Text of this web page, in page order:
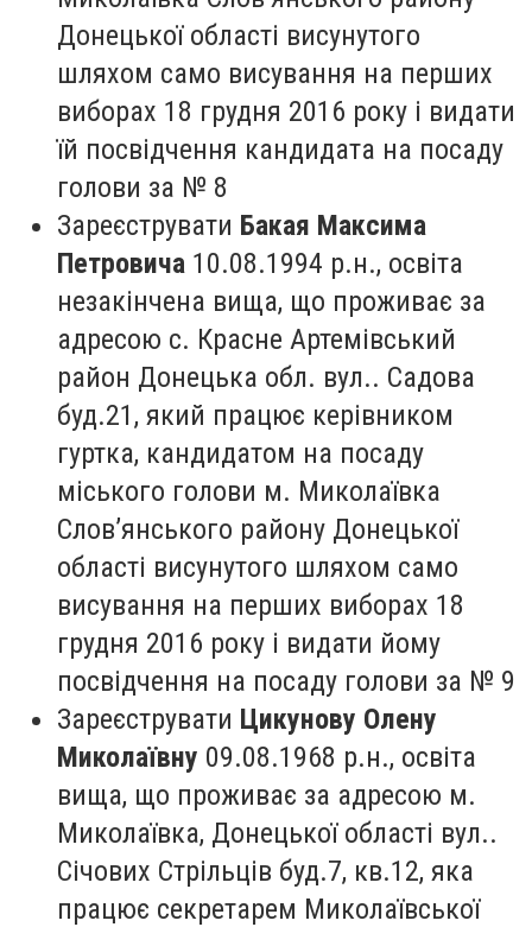
Донецької області висунутого
шляхом само висування на перших
виборах 18 грудня 2016 року і видати
їй посвідчення кандидата на посаду
голови за № 8
Зареєструвати Бакая Максима
Петровича 10.08.1994 р.н., освіта
незакінчена вища, що проживає за
адресою с. Красне Артемівський
район Донецька обл. вул.. Садова
буд.21, який працює керівником
гуртка, кандидатом на посаду
міського голови м. Миколаївка
Слов’янського району Донецької
області висунутого шляхом само
висування на перших виборах 18
грудня 2016 року і видати йому
посвідчення на посаду голови за № 9
Зареєструвати Цикунову Олену
Миколаївну 09.08.1968 р.н., освіта
вища, що проживає за адресою м.
Миколаївка, Донецької області вул..
Січових Стрільців буд.7, кв.12, яка
працює секретарем Миколаївської